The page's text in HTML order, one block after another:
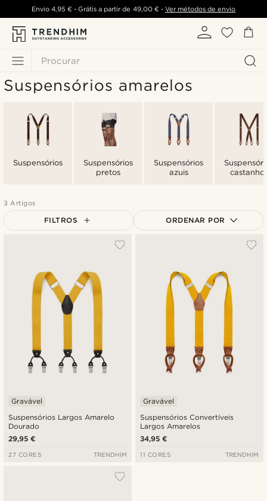
Procurar
Envio 4,95 €- Grátis a partir de 49,00 €- Ver métodos de envio
Suspensórios amarelos
Suspensórios
Suspensórios
pretos
Suspensórios
azuis
3 Artigos
FILTROS ORDENAR POR
Preço mais baixo
Preço mais alto
Suspensórios Largos Amarelo
Dourado
Gravável
29,95 €
27 CORES TRENDHIM
Suspensórios Convertíveis
Largos Amarelos
Gravável
34,95 €
11 CORES TRENDHIM